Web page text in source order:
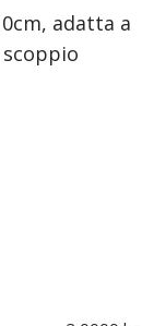
adatta a